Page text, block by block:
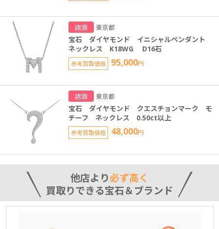
店頭 東京都
宝石 ダイヤモンド イニシャルペンダント
ネックレス K18WG D16石
参考買取価格 95,000円
店頭 東京都
宝石 ダイヤモンド クエスチョンマーク モ
チーフ ネックレス 0.50ct以上
参考買取価格 48,000円
他店より必ず高く
買取りできる宝石＆ブランド